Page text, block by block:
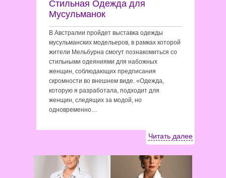
Стильная Одежда для
Мусульманок
В Австралии пройдет выставка одежды
мусульманских модельеров, в рамках которой
жители Мельбурна смогут познакомиться со
стильными одеяниями для набожных
женщин, соблюдающих предписания
скромности во внешнем виде. «Одежда,
которую я разработала, подходит для
женщин, следящих за модой, но
одновременно…
Читать далее